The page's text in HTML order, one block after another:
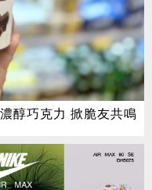
醇巧克力 掀脆友共鳴